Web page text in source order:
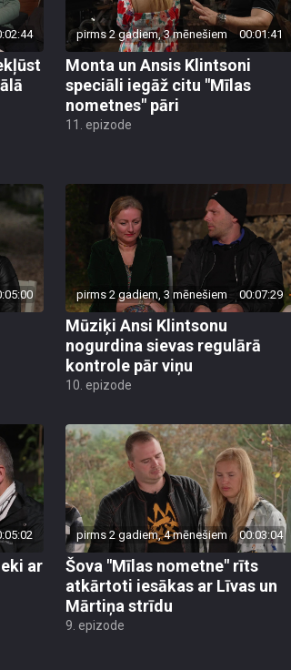
pirms 2 gadiem, 3 mēnešiem 00:01:41
Monta un Ansis Klintsoni
speciāli iegāž citu "Mīlas
nometnes" pāri
11. epizode
pirms 2 gadiem, 3 mēnešiem 00:07:29
Mūziķi Ansi Klintsonu
nogurdina sievas regulārā
kontrole pār viņu
10. epizode
ar
pirms 2 gadiem, 4 mēnešiem 00:03:04
Šova "Mīlas nometne" rīts
atkārtoti iesākas ar Līvas un
Mārtiņa strīdu
9. epizode